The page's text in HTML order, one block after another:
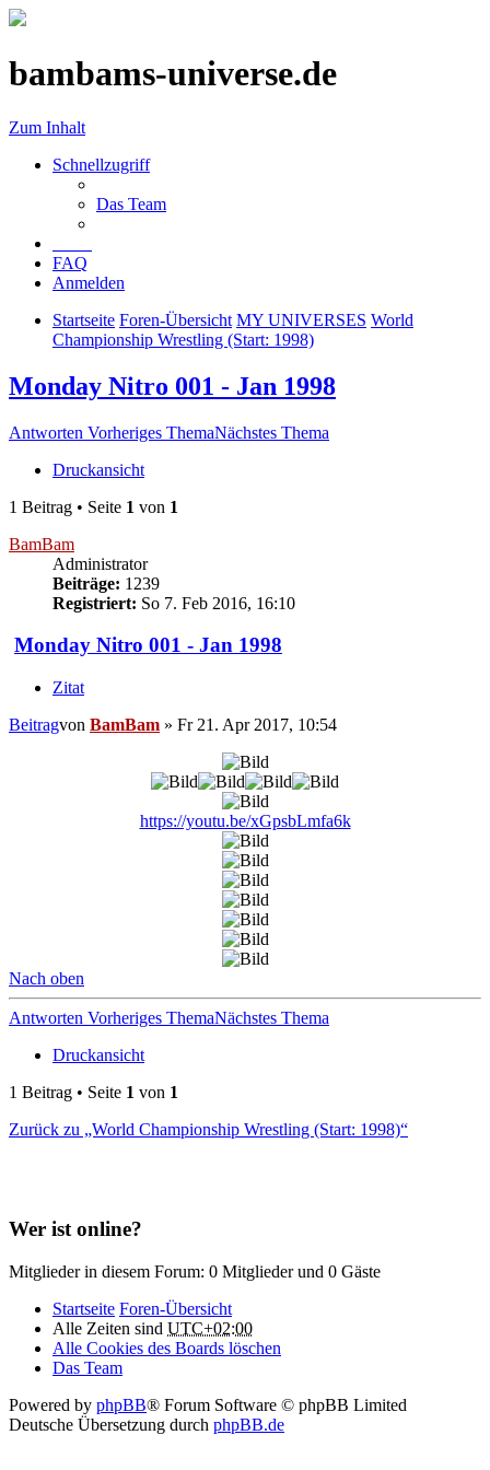
bambams-universe.de
Zum Inhalt
Schnellzugriff
Das Team
FAQ
Anmelden
Startseite Foren-Übersicht MY UNIVERSES World
Championship Wrestling (Start: 1998)
Monday Nitro 001 - Jan 1998
Antworten Vorheriges ThemaNächstes Thema
Druckansicht
1 Beitrag • Seite 1 von 1
BamBam
Administrator
Beiträge: 1239
Registriert: So 7. Feb 2016, 16:10
Monday Nitro 001 - Jan 1998
Zitat
Beitragvon BamBam » Fr 21. Apr 2017, 10:54
https://youtu.be/xGpsbLmfa6k
Nach oben
Antworten Vorheriges ThemaNächstes Thema
Druckansicht
1 Beitrag • Seite 1 von 1
Zurück zu „World Championship Wrestling (Start: 1998)“
Wer ist online?
Mitglieder in diesem Forum: 0 Mitglieder und 0 Gäste
Startseite Foren-Übersicht
Alle Zeiten sind UTC+02:00
Alle Cookies des Boards löschen
Das Team
Powered by phpBB® Forum Software © phpBB Limited
Deutsche Übersetzung durch phpBB.de